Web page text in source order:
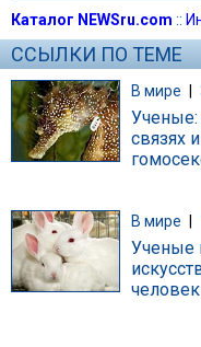
Каталог NEWSru.com ::
ССЫЛКИ ПО ТЕМЕ
В мире |
Ученые:
связях
В мире
Ученые
человек